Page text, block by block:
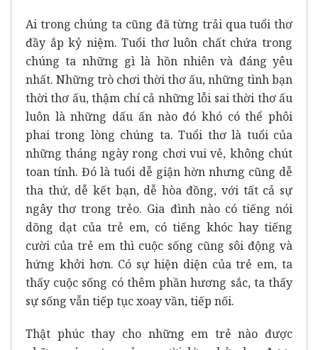
Ai trong chúng ta cũng đã từng trải qua tuổi thơ
đầy ắp kỷ niệm. Tuổi thơ luôn chất chứa trong
chúng ta những gì là hồn nhiên và đáng yêu
nhất. Những trò chơi thời thơ ấu, những tình bạn
thời thơ ấu, thậm chí cả những lỗi sai thời thơ ấu
luôn là những dấu ấn nào đó khó có thể phôi
phai trong lòng chúng ta. Tuổi thơ là tuổi của
những tháng ngày rong chơi vui vẻ, không chút
toan tính. Đó là tuổi dễ giận hờn nhưng cũng dễ
tha thứ, dễ kết bạn, dễ hòa đồng, với tất cả sự
ngây thơ trong trẻo. Gia đình nào có tiếng nói
dõng dạt của trẻ em, có tiếng khóc hay tiếng
cười của trẻ em thì cuộc sống cũng sôi động và
hứng khởi hơn. Có sự hiện diện của trẻ em, ta
thấy cuộc sống có thêm phần hương sắc, ta thấy
sự sống vẫn tiếp tục xoay vần, tiếp nối.
Thật phúc thay cho những em trẻ nào được